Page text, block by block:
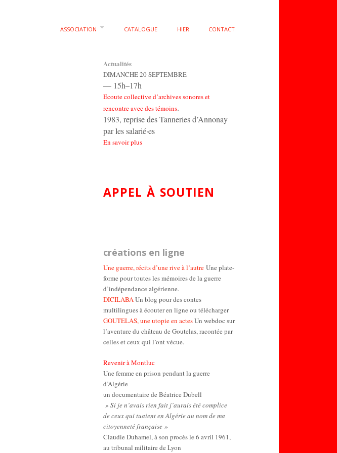
ASSOCIATION CATALOGUE HIER CONTACT
Actualités
DIMANCHE 20 SEPTEMBRE
— 15h–17h
Ecoute collective d’archives sonores et
rencontre avec des témoins.
1983, reprise des Tanneries d’Annonay
par les salarié·es
En savoir plus
APPEL À SOUTIEN
créations en ligne
Une guerre, récits d’une rive à l’autre Une plate-
forme pour toutes les mémoires de la guerre
d’indépendance algérienne.
DICILABAUn blog pour des contes
multilingues à écouter en ligne ou télécharger
GOUTELAS, une utopie en actesUn webdoc sur
l’aventure du château de Goutelas, racontée par
celles et ceux qui l’ont vécue.
Revenir à Montluc
Une femme en prison pendant la guerre
d’Algérie
un documentaire de Béatrice Dubell
» Si je n’avais rien fait j’aurais été complice
de ceux qui tuaient en Algérie au nom de ma
citoyenneté française »
Claudie Duhamel, à son procès le 6 avril 1961,
au tribunal militaire de Lyon